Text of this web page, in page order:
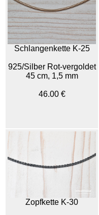
Schlangenkette K-25
925/Silber Rot-vergoldet
45 cm, 1,5 mm
46.00 €
Zopfkette K-30